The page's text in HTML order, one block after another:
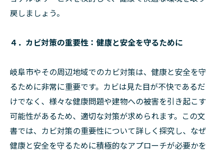
戻しましょう。
４．カビ対策の重要性：健康と安全を守るために
岐阜市やその周辺地域でのカビ対策は、健康と安全を守
るために非常に重要です。カビは見た目が不快であるだ
けでなく、様々な健康問題や建物への被害を引き起こす
可能性があるため、適切な対策が求められます。この文
書では、カビ対策の重要性について詳しく探究し、なぜ
健康と安全を守るために積極的なアプローチが必要かを